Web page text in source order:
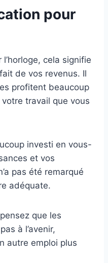
pour
cela signifie
de vos revenus. Il
profitent beaucoup
travail que vous
investi en vous-
et vos
pas été remarqué
adéquate.
que les
à l’avenir,
autre emploi plus